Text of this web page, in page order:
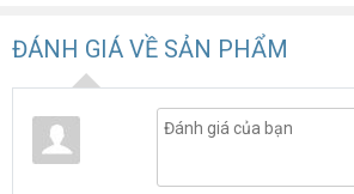
ĐÁNH GIÁ VỀ SẢN PHẨM